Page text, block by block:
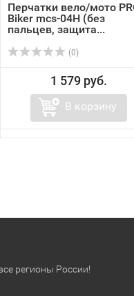
Перчатки вело/мото
Biker mcs-04Н (без
пальцев, защита...
(0)
1 579 руб.
В корзину
регионы России!